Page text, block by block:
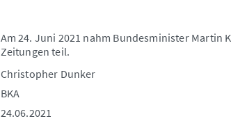
Am 24. Juni 2021 nahm Bundesminister Martin
Zeitungen teil.
Christopher Dunker
BKA
24.06.2021